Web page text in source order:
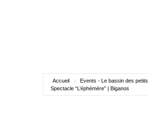
Accueil
Events - Le bassin des petits
Spectacle “L’éphémère” | Biganos